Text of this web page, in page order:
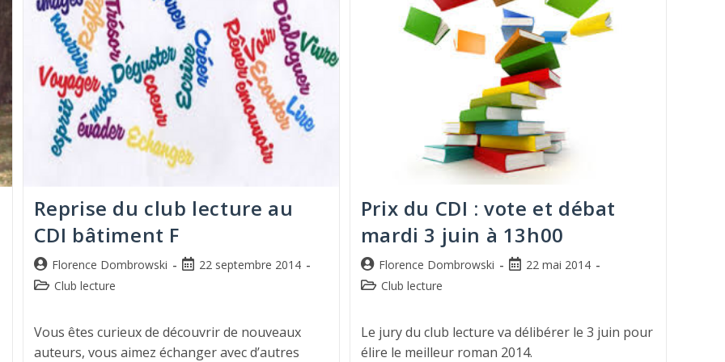
Reprise du club lecture au
CDI bâtiment F
Florence Dombrowski
22 septembre 2014
Club lecture
Vous êtes curieux de découvrir de nouveaux
auteurs, vous aimez échanger avec d’autres
Prix du CDI : vote et débat
mardi 3 juin à 13h00
Florence Dombrowski
22 mai 2014
Club lecture
Le jury du club lecture va délibérer le 3 juin pour
élire le meilleur roman 2014.